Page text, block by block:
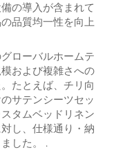
の導入が含まれて
品質均一性を向上
ローバルホームテ
および複雑さへの
たとえば、チリ向
サテンシーツセッ
タムベッドリネン
し、仕様通り・納
した。 .